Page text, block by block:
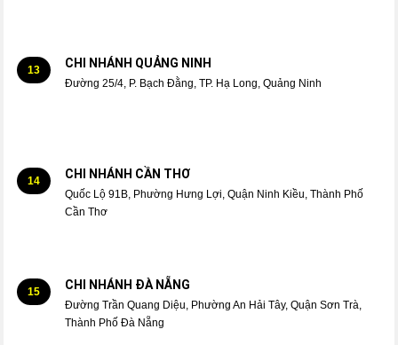
13 CHI NHÁNH QUẢNG NINH
Đường 25/4, P. Bạch Đằng, TP. Hạ Long, Quảng Ninh
14 CHI NHÁNH CẦN THƠ
Quốc Lộ 91B, Phường Hưng Lợi, Quận Ninh Kiều, Thành Phố
Cần Thơ
15 CHI NHÁNH ĐÀ NẴNG
Đường Trần Quang Diệu, Phường An Hải Tây, Quận Sơn Trà,
Thành Phố Đà Nẵng